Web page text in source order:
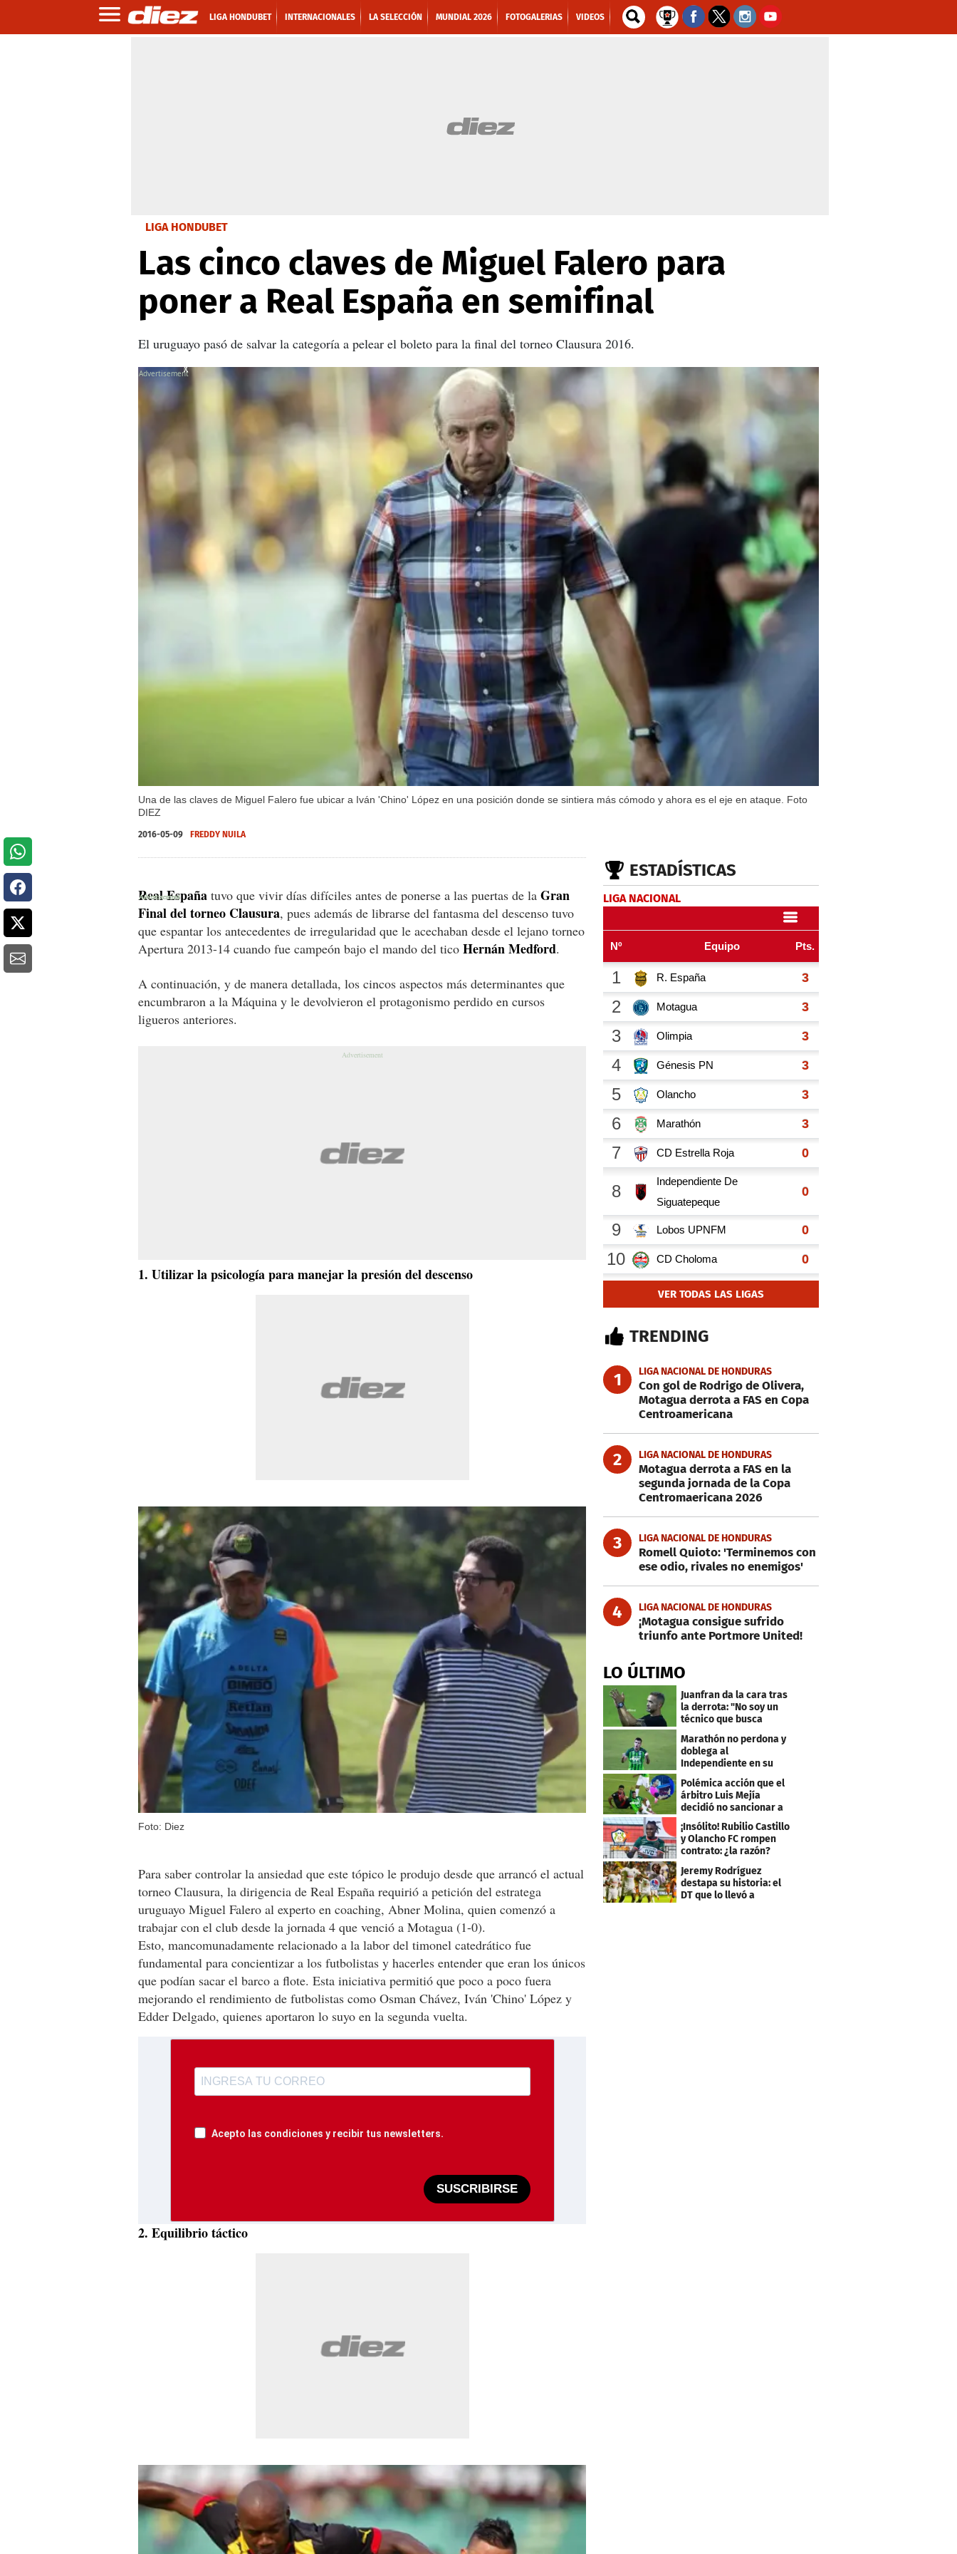
LIGA HONDUBET INTERNACIONALES LA SELECCIÓN MUNDIAL 2026 FOTOGALERIAS VIDEOS
LIGA HONDUBET
Las cinco claves de Miguel Falero para
poner a Real España en semifinal
El uruguayo pasó de salvar la categoría a pelear el boleto para la final del torneo Clausura 2016.
Una de las claves de Miguel Falero fue ubicar a Iván 'Chino' López en una posición donde se sintiera más cómodo y ahora es el eje en ataque. Foto
DIEZ
X
X
X
X
X
X
2016-05-09 FREDDY NUILA
Real España tuvo que vivir días difíciles antes de ponerse a las puertas de la Gran
Final del torneo Clausura, pues además de librarse del fantasma del descenso tuvo
que espantar los antecedentes de irregularidad que le acechaban desde el lejano torneo
Apertura 2013-14 cuando fue campeón bajo el mando del tico Hernán Medford.
A continuación, y de manera detallada, los cincos aspectos más determinantes que
encumbraron a la Máquina y le devolvieron el protagonismo perdido en cursos
ligueros anteriores.
1. Utilizar la psicología para manejar la presión del descenso
Foto: Diez
Para saber controlar la ansiedad que este tópico le produjo desde que arrancó el actual
torneo Clausura, la dirigencia de Real España requirió a petición del estratega
uruguayo Miguel Falero al experto en coaching, Abner Molina, quien comenzó a
trabajar con el club desde la jornada 4 que venció a Motagua (1-0).
Esto, mancomunadamente relacionado a la labor del timonel catedrático fue
fundamental para concientizar a los futbolistas y hacerles entender que eran los únicos
que podían sacar el barco a flote. Esta iniciativa permitió que poco a poco fuera
mejorando el rendimiento de futbolistas como Osman Chávez, Iván 'Chino' López y
Edder Delgado, quienes aportaron lo suyo en la segunda vuelta.
Acepto las condiciones y recibir tus newsletters.
SUSCRIBIRSE
2. Equilibrio táctico
ESTADÍSTICAS
LIGA NACIONAL
VER TODAS LAS LIGAS
TRENDING
1 LIGA NACIONAL DE HONDURAS
Con gol de Rodrigo de Olivera,
Motagua derrota a FAS en Copa
Centroamericana
2 LIGA NACIONAL DE HONDURAS
Motagua derrota a FAS en la
segunda jornada de la Copa
Centromaericana 2026
3 LIGA NACIONAL DE HONDURAS
Romell Quioto: 'Terminemos con
ese odio, rivales no enemigos'
4 LIGA NACIONAL DE HONDURAS
¡Motagua consigue sufrido
triunfo ante Portmore United!
LO ÚLTIMO
Juanfran da la cara tras
la derrota: "No soy un
técnico que busca
excusas"
Marathón no perdona y
doblega al
Independiente en su
bienvenida a primera
Polémica acción que el
árbitro Luis Mejía
decidió no sancionar a
Independiente
¡Insólito! Rubilio Castillo
y Olancho FC rompen
contrato: ¿la razón?
Jeremy Rodríguez
destapa su historia: el
DT que lo llevó a